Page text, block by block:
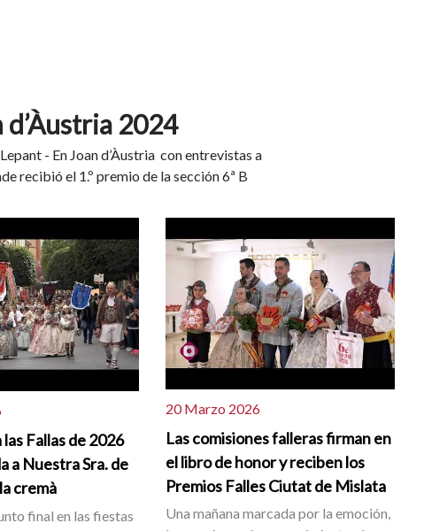
d’Àustria 2024
- En Joan d’Àustria con entrevistas a
recibió el 1.º premio de la sección 6ª B
Fallas de 2026
a Nuestra Sra. de
cremà
final en las fiestas
20 Marzo 2026
Las comisiones falleras firman en
el libro de honor y reciben los
Premios Falles Ciutat de Mislata
Una mañana marcada por la emoción,